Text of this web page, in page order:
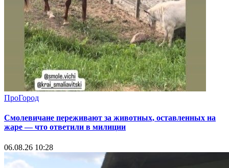
ПроГород
Смолевичане переживают за животных, оставленных на
жаре — что ответили в милиции
06.08.26 10:28